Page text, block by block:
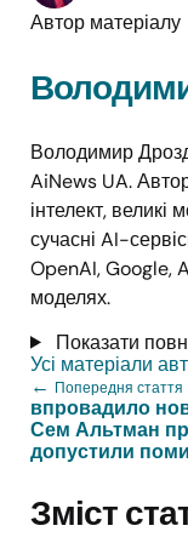
Автор матеріалу
Володимир
AiNews UA.
інтелект, великі
сучасні AI-
OpenAI, Google,
моделях.
Показати
Усі матеріали
← Попередня стаття
впровадило
Сем Альтман
допустили
Зміст